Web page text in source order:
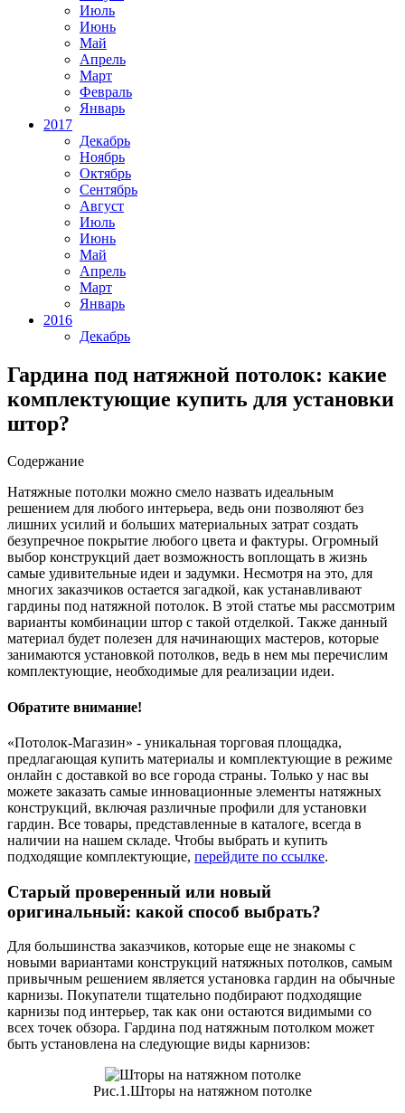
Июль
Июнь
Май
Апрель
Март
Февраль
Январь
2017
Декабрь
Ноябрь
Октябрь
Сентябрь
Август
Июль
Июнь
Май
Апрель
Март
Январь
2016
Декабрь
Гардина под натяжной потолок: какие
комплектующие купить для установки
штор?
Содержание
Натяжные потолки можно смело назвать идеальным
решением для любого интерьера, ведь они позволяют без
лишних усилий и больших материальных затрат создать
безупречное покрытие любого цвета и фактуры. Огромный
выбор конструкций дает возможность воплощать в жизнь
самые удивительные идеи и задумки. Несмотря на это, для
многих заказчиков остается загадкой, как устанавливают
гардины под натяжной потолок. В этой статье мы рассмотрим
варианты комбинации штор с такой отделкой. Также данный
материал будет полезен для начинающих мастеров, которые
занимаются установкой потолков, ведь в нем мы перечислим
комплектующие, необходимые для реализации идеи.
Обратите внимание!
«Потолок-Магазин» - уникальная торговая площадка,
предлагающая купить материалы и комплектующие в режиме
онлайн с доставкой во все города страны. Только у нас вы
можете заказать самые инновационные элементы натяжных
конструкций, включая различные профили для установки
гардин. Все товары, представленные в каталоге, всегда в
наличии на нашем складе. Чтобы выбрать и купить
подходящие комплектующие, перейдите по ссылке.
Старый проверенный или новый
оригинальный: какой способ выбрать?
Для большинства заказчиков, которые еще не знакомы с
новыми вариантами конструкций натяжных потолков, самым
привычным решением является установка гардин на обычные
карнизы. Покупатели тщательно подбирают подходящие
карнизы под интерьер, так как они остаются видимыми со
всех точек обзора. Гардина под натяжным потолком может
быть установлена на следующие виды карнизов:
Рис.1.Шторы на натяжном потолке